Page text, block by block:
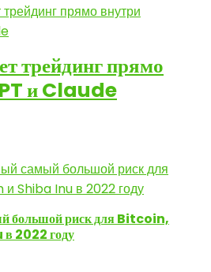
трейдинг прямо
и Claude
большой риск для Bitcoin,
2022 году